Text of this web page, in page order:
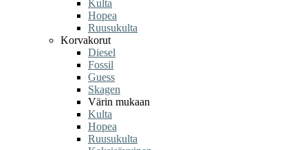
Kulta
Hopea
Ruusukulta
Korvakorut
Diesel
Fossil
Guess
Skagen
Värin mukaan
Kulta
Hopea
Ruusukulta